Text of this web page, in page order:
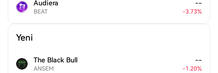
Audiera
BEAT
--
-3.73%
Yeni
The Black Bull
ANSEM
--
-1.20%